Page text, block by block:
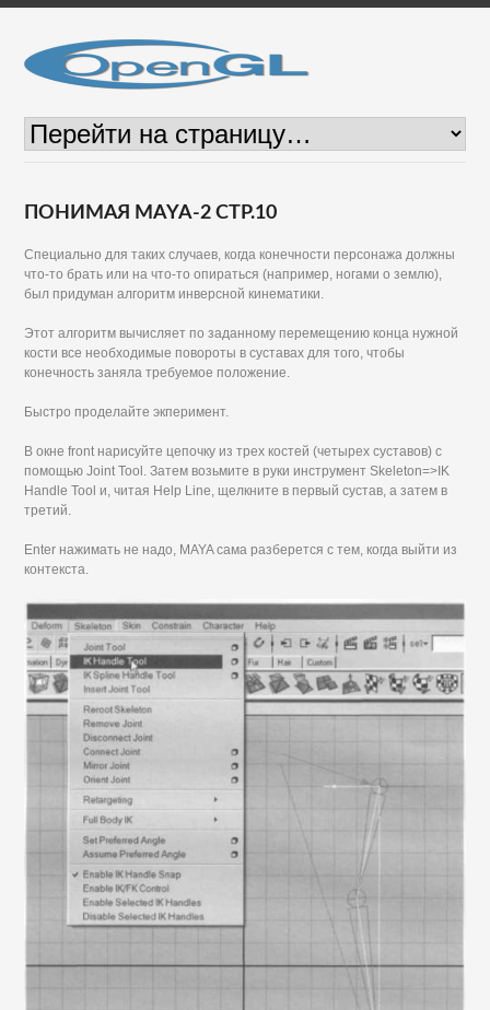
ПОНИМАЯ MAYA-2 СТР.10
Специально для таких случаев, когда конечности персонажа должны
что-то брать или на что-то опираться (например, ногами о землю),
был придуман алгоритм инверсной кинематики.
Этот алгоритм вычисляет по заданному перемещению конца нужной
кости все необходимые повороты в суставах для того, чтобы
конечность заняла требуемое положение.
Быстро проделайте экперимент.
В окне front нарисуйте цепочку из трех костей (четырех суставов) с
помощью Joint Tool. Затем возьмите в руки инструмент Skeleton=>IK
Handle Tool и, читая Help Line, щелкните в первый сустав, а затем в
третий.
Enter нажимать не надо, MAYA сама разберется с тем, когда выйти из
контекста.